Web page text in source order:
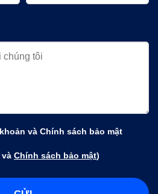
và Chính sách bảo mật
và Chính sách bảo mật)